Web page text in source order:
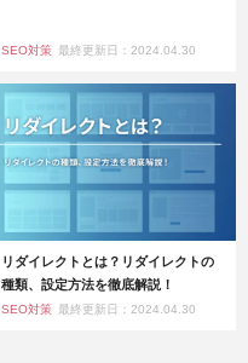
SEO対策 最終更新日：2024.04.30
リダイレクトとは？リダイレクトの
種類、設定方法を徹底解説！
SEO対策 最終更新日：2024.04.30